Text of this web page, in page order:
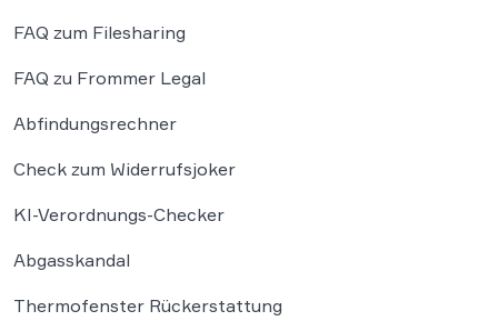
FAQ zum Filesharing
FAQ zu Frommer Legal
Abfindungsrechner
Check zum Widerrufsjoker
KI-Verordnungs-Checker
Abgasskandal
Thermofenster Rückerstattung